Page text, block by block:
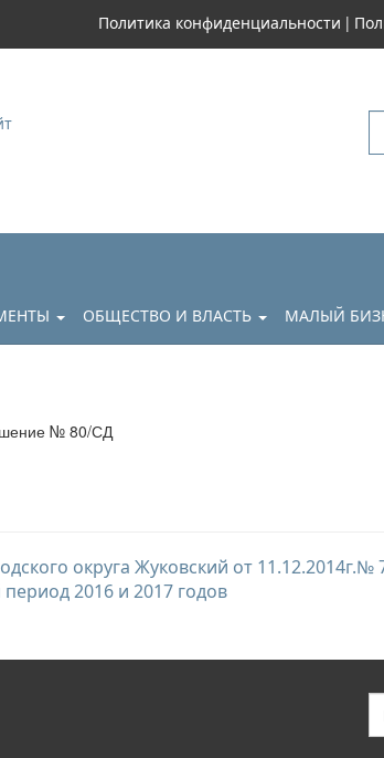
Политика конфиденциальности |
ОБЩЕСТВО И ВЛАСТЬ МАЛЫЙ
№ 80/СД
округа Жуковский от
2016 и 2017 годов